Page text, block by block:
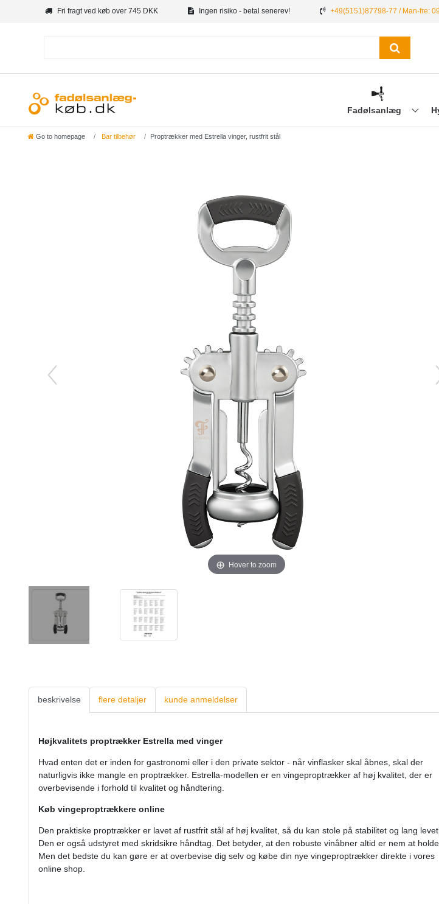
Fri fragt ved køb over 745 DKK Ingen risiko - betal senerev! +49(5151)87798-77 / Man-fre:
Fadølsanlæg
Go to homepage Bar tilbehør Proptrækker med Estrella vinger, rustfrit stål
Hover to zoom
beskrivelse flere detaljer kunde anmeldelser
Højkvalitets proptrækker Estrella med vinger
Hvad enten det er inden for gastronomi eller i den private sektor - når vinflasker skal åbnes, skal der
naturligvis ikke mangle en proptrækker. Estrella-modellen er en vingeproptrækker af høj kvalitet, der er
overbevisende i forhold til kvalitet og håndtering.
Køb vingeproptrækkere online
Den praktiske proptrækker er lavet af rustfrit stål af høj kvalitet, så du kan stole på stabilitet og lang
Den er også udstyret med skridsikre håndtag. Det betyder, at den robuste vinåbner altid er nem at holde.
Men det bedste du kan gøre er at overbevise dig selv og købe din nye vingeproptrækker direkte i vores
online shop.